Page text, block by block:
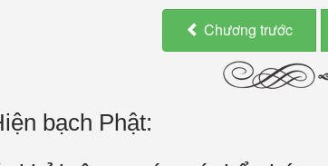
Chương trước
bạch Phật: